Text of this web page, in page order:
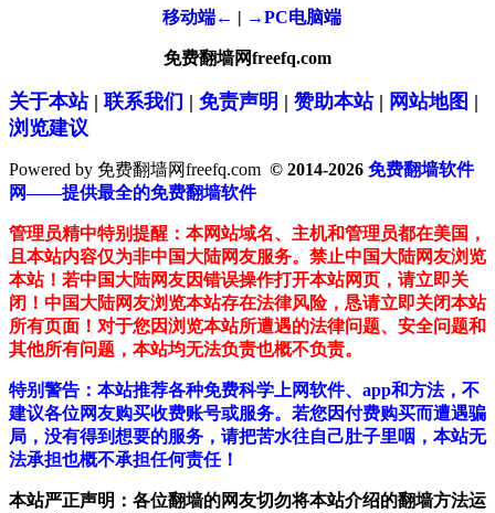
移动端← | →PC电脑端
免费翻墙网freefq.com
关于本站| 联系我们 | 免责声明 | 赞助本站| 网站地图 |
浏览建议
Powered by 免费翻墙网freefq.com © 2014-2026 免费翻墙软件
网——提供最全的免费翻墙软件
管理员精中特别提醒：本网站域名、主机和管理员都在美国，
且本站内容仅为非中国大陆网友服务。禁止中国大陆网友浏览
本站！若中国大陆网友因错误操作打开本站网页，请立即关
闭！中国大陆网友浏览本站存在法律风险，恳请立即关闭本站
所有页面！对于您因浏览本站所遭遇的法律问题、安全问题和
其他所有问题，本站均无法负责也概不负责。
特别警告：本站推荐各种免费科学上网软件、app和方法，不
建议各位网友购买收费账号或服务。若您因付费购买而遭遇骗
局，没有得到想要的服务，请把苦水往自己肚子里咽，本站无
法承担也概不承担任何责任！
本站严正声明：各位翻墙的网友切勿将本站介绍的翻墙方法运